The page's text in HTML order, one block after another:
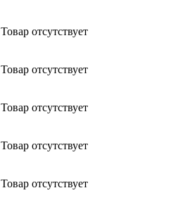
Товар отсутствует
Товар отсутствует
Товар отсутствует
Товар отсутствует
Товар отсутствует